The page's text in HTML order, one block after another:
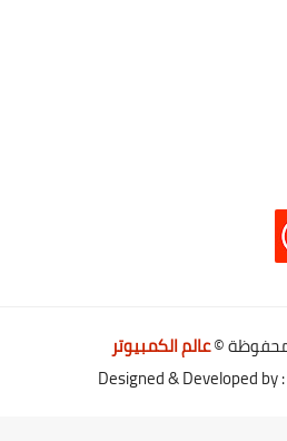
©عالم الكمبيوتر
Designed & Developed by :